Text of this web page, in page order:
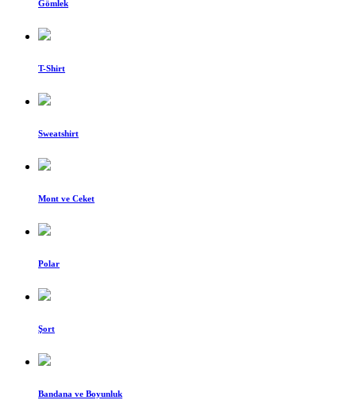
Gömlek
T-Shirt
Sweatshirt
Mont ve Ceket
Polar
Şort
Bandana ve Boyunluk